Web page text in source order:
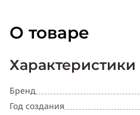
О товаре
Характеристики
Бренд
Год создания